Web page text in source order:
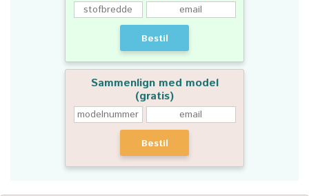
Bestil
Sammenlign med model
(gratis)
Bestil